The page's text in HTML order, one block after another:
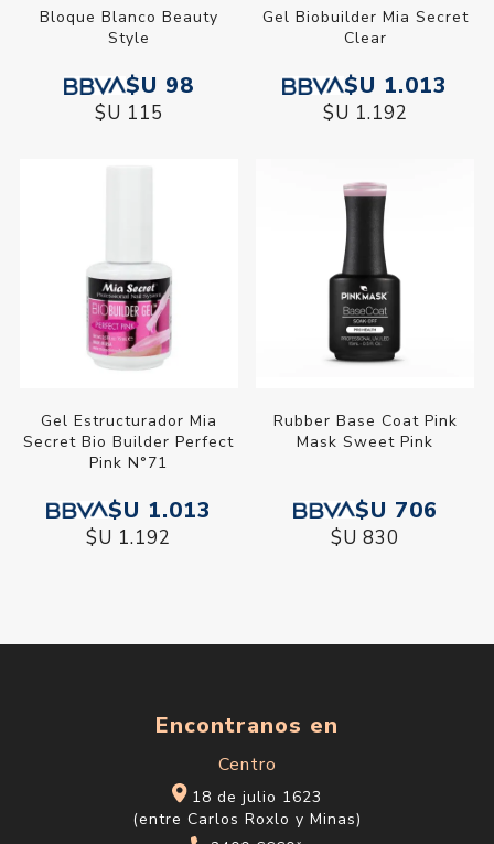
Bloque Blanco Beauty
Style
$U 98
$U 115
Gel Biobuilder Mia Secret
Clear
$U 1.013
$U 1.192
Gel Estructurador Mia
Secret Bio Builder Perfect
Pink N°71
$U 1.013
$U 1.192
Rubber Base Coat Pink
Mask Sweet Pink
$U 706
$U 830
Encontranos en
Centro
18 de julio 1623
(entre Carlos Roxlo y Minas)